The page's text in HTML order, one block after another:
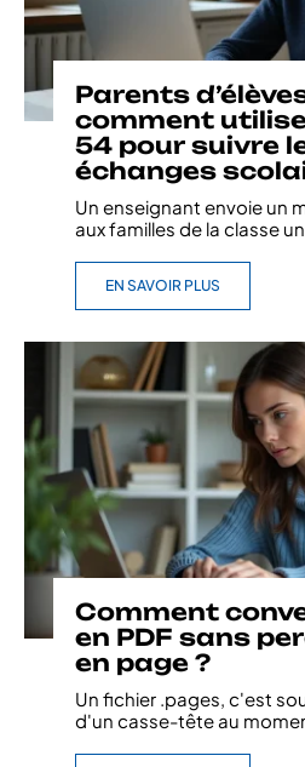
Parents
comment
54 pour suivre
échanges
Un enseignant envoie un
aux familles de la classe un
EN SAVOIR PLUS
Comment
en PDF sans
en page ?
Un fichier .pages, c'est
d'un casse-tête au